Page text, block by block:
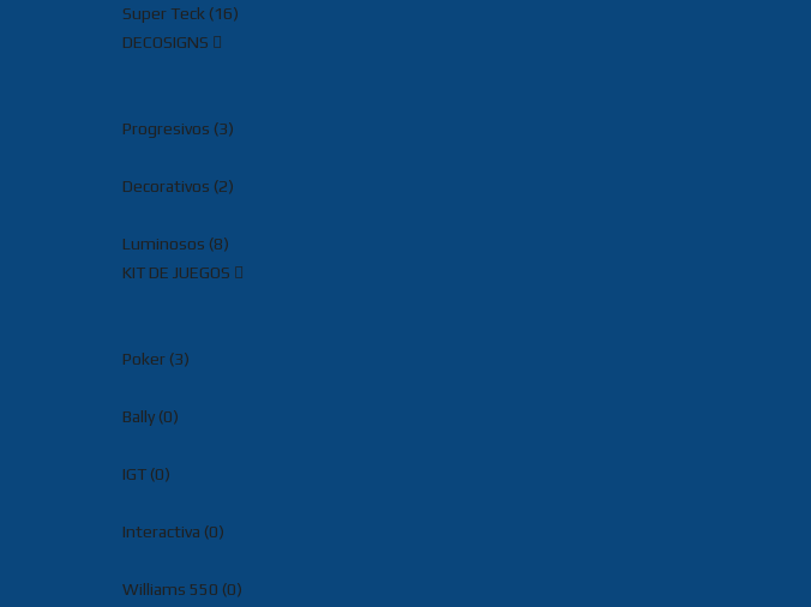
Super Teck (16)
DECOSIGNS
Progresivos (3)
Decorativos (2)
Luminosos (8)
KIT DE JUEGOS
Poker (3)
Bally (0)
IGT (0)
Interactiva (0)
Williams 550 (0)